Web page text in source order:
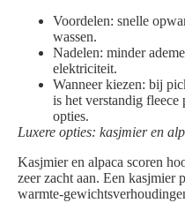
Voordelen: snelle
wassen.
Nadelen: minder
elektriciteit.
Wanneer kiezen: bij
is het verstandig
opties.
Luxere opties: kasjmier en
Kasjmier en alpaca scoren
zeer zacht aan. Een kasjmier
warmte-